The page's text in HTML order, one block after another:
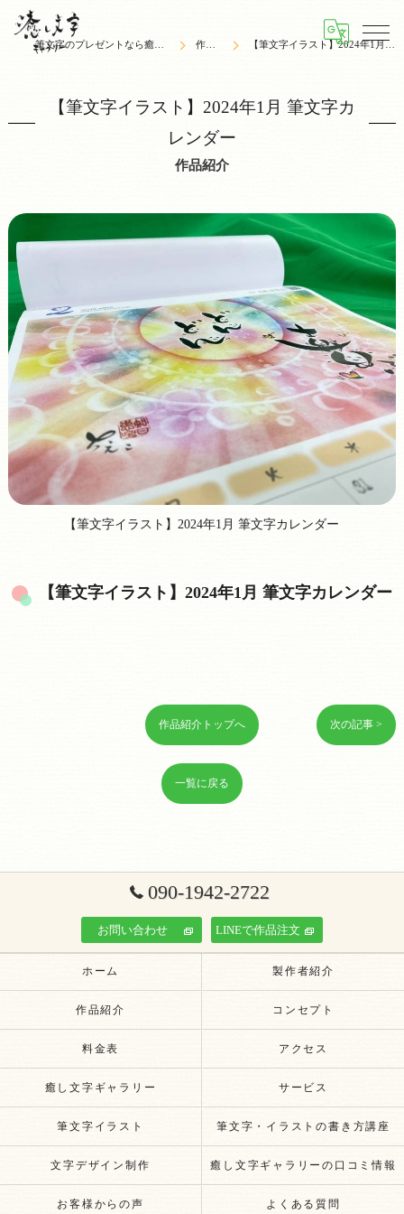
筆文字のプレゼントなら癒し文字ギャラリー 作品紹介 【筆文字イラスト】2024年1月 筆文字カレンダー
作品紹介
【筆文字イラスト】2024年1月 筆文字カ
レンダー
【筆文字イラスト】2024年1月 筆文字カレンダー
【筆文字イラスト】2024年1月 筆文字カレンダー
作品紹介トップへ 次の記事 >
一覧に戻る
090-1942-2722
お問い合わせ LINEで作品注文
ホーム 製作者紹介
作品紹介 コンセプト
料金表 アクセス
癒し文字ギャラリー サービス
筆文字イラスト 筆文字・イラストの書き方講座
文字デザイン制作 癒し文字ギャラリーの口コミ情報
お客様からの声 よくある質問